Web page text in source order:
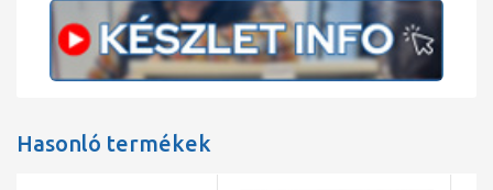
Hasonló termékek